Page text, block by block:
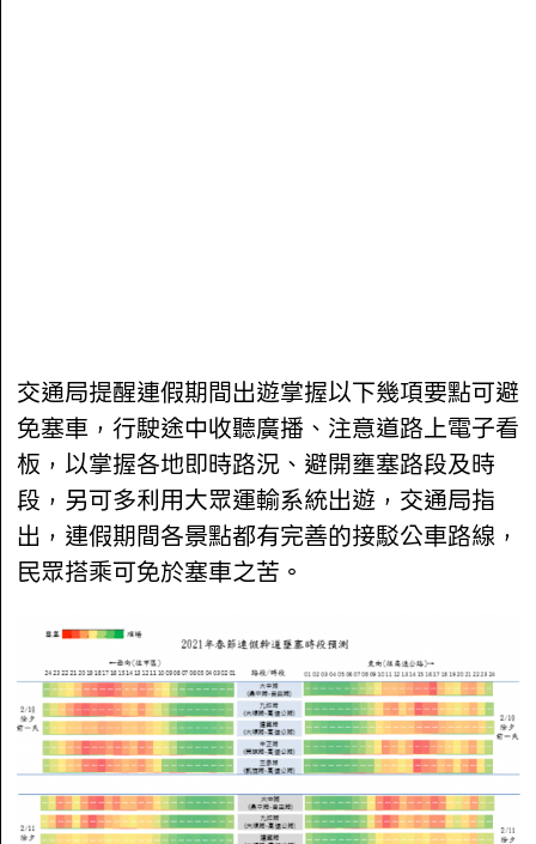
交通局提醒連假期間出遊掌握以下幾項要點可避
免塞車，行駛途中收聽廣播、注意道路上電子看
板，以掌握各地即時路況、避開壅塞路段及時
段，另可多利用大眾運輸系統出遊，交通局指
出，連假期間各景點都有完善的接駁公車路線，
民眾搭乘可免於塞車之苦。